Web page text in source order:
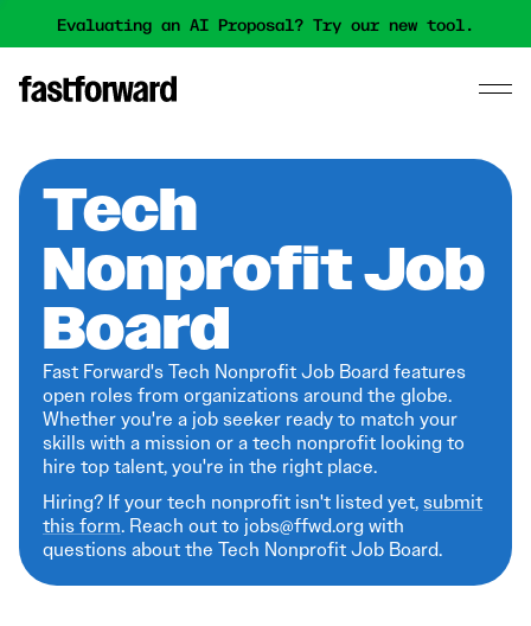
Evaluating an AI Proposal? Try our new tool.
Tech
Nonprofit Job
Board
Fast Forward's Tech Nonprofit Job Board features
open roles from organizations around the globe.
Whether you're a job seeker ready to match your
skills with a mission or a tech nonprofit looking to
hire top talent, you're in the right place.
Hiring? If your tech nonprofit isn't listed yet,submit
this form. Reach out to jobs@ffwd.org with
questions about the Tech Nonprofit Job Board.